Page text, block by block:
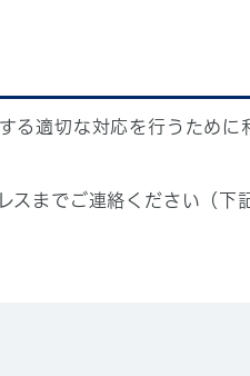
る適切な対応を行うため
までご連絡ください（下